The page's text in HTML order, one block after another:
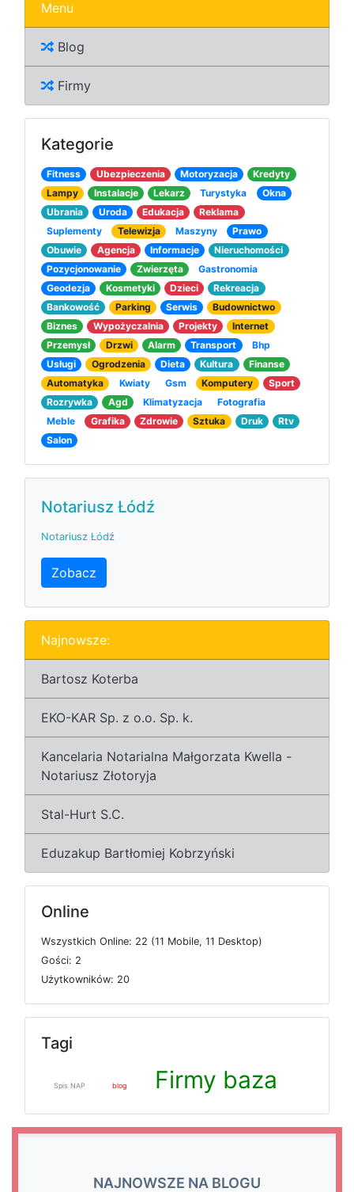
Menu
Blog
Firmy
Kategorie
Fitness Ubezpieczenia Motoryzacja
Kredyty
Lampy
Instalacje Lekarz Turystyka
Okna
Ubrania
Uroda Edukacja
Reklama
Suplementy
Telewizja Maszyny
Prawo
Obuwie
Agencja Informacje
Nieruchomości
Pozycjonowanie
Zwierzęta
Gastronomia
Geodezja
Kosmetyki Dzieci
Rekreacja
Bankowość
Parking Serwis
Budownictwo
Biznes
Wypożyczalnia Projekty
Internet
Przemysł
Drzwi Alarm Transport
Bhp
Usługi
Ogrodzenia Dieta Kultura
Finanse
Automatyka
Kwiaty Gsm Komputery
Sport
Rozrywka
Agd Klimatyzacja
Fotografia
Meble
Grafika Zdrowie Sztuka Druk
Rtv
Salon
Notariusz Łódź
Notariusz Łódź
Zobacz
Najnowsze:
Bartosz Koterba
EKO-KAR Sp. z o.o. Sp. k.
Kancelaria Notarialna Małgorzata Kwella -
Notariusz Złotoryja
Stal-Hurt S.C.
Eduzakup Bartłomiej Kobrzyński
Online
Wszystkich Online: 22 (11 Mobile, 11 Desktop)
Gości: 2
Użytkowników: 20
Tagi
Spis NAP blog Firmy baza
NAJNOWSZE NA BLOGU